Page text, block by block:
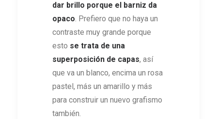
dar brillo porque el barniz da
opaco . Prefiero que no haya un
contraste muy grande porque
esto se trata de una
superposición de capas, así
que va un blanco, encima un rosa
pastel, más un amarillo y más
para construir un nuevo grafismo
también.